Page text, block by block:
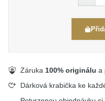
Záruka 100% originálu a
Dárková krabička ke